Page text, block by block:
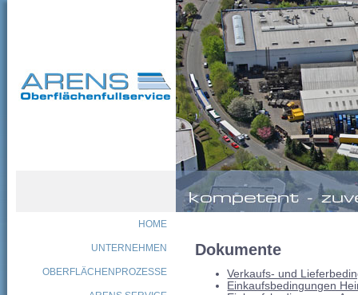
HOME
UNTERNEHMEN
OBERFLÄCHENPROZESSE
Dokumente
Verkaufs- und
Einkaufsbedingungen